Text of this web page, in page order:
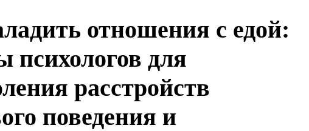
отношения с едой:
психологов для
расстройств
поведения и